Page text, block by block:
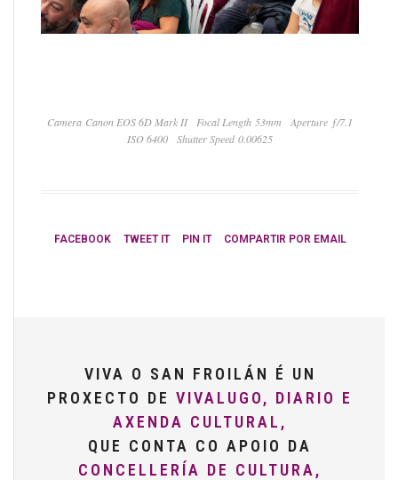
Camera Canon EOS 6D Mark II Focal Length 53mm
Aperture ƒ/7.1
ISO 6400
Shutter Speed 0.00625
FACEBOOK TWEET IT PIN IT COMPARTIR POR EMAIL
VIVA O SAN FROILÁN É UN
PROXECTO DE VIVALUGO, DIARIO E
AXENDA CULTURAL,
QUE CONTA CO APOIO DA
CONCELLERÍA DE CULTURA,